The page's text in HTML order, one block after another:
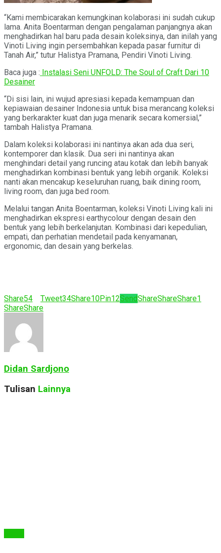
“Kami membicarakan kemungkinan kolaborasi ini sudah cukup
lama. Anita Boentarman dengan pengalaman panjangnya akan
menghadirkan hal baru pada desain koleksinya, dan inilah yang
Vinoti Living ingin persembahkan kepada pasar furnitur di
Tanah Air,” tutur Halistya Pramana, Pendiri Vinoti Living.
Baca juga : Instalasi Seni UNFOLD: The Soul of Craft Dari 10
Desainer
“Di sisi lain, ini wujud apresiasi kepada kemampuan dan
kepiawaian desainer Indonesia untuk bisa merancang koleksi
yang berkarakter kuat dan juga menarik secara komersial,”
tambah Halistya Pramana.
Dalam koleksi kolaborasi ini nantinya akan ada dua seri,
kontemporer dan klasik. Dua seri ini nantinya akan
menghindari detail yang runcing atau kotak dan lebih banyak
menghadirkan kombinasi bentuk yang lebih organik. Koleksi
nanti akan mencakup keseluruhan ruang, baik dining room,
living room, dan juga bed room.
Melalui tangan Anita Boentarman, koleksi Vinoti Living kali ini
menghadirkan ekspresi earthycolour dengan desain den
bentuk yang lebih berkelanjutan. Kombinasi dari kepedulian,
empati, dan perhatian mendetail pada kenyamanan,
ergonomic, dan desain yang berkelas.
Share54 Tweet34Share10Pin12SendShareShareShare1
ShareShare
Didan Sardjono
Tulisan Lainnya